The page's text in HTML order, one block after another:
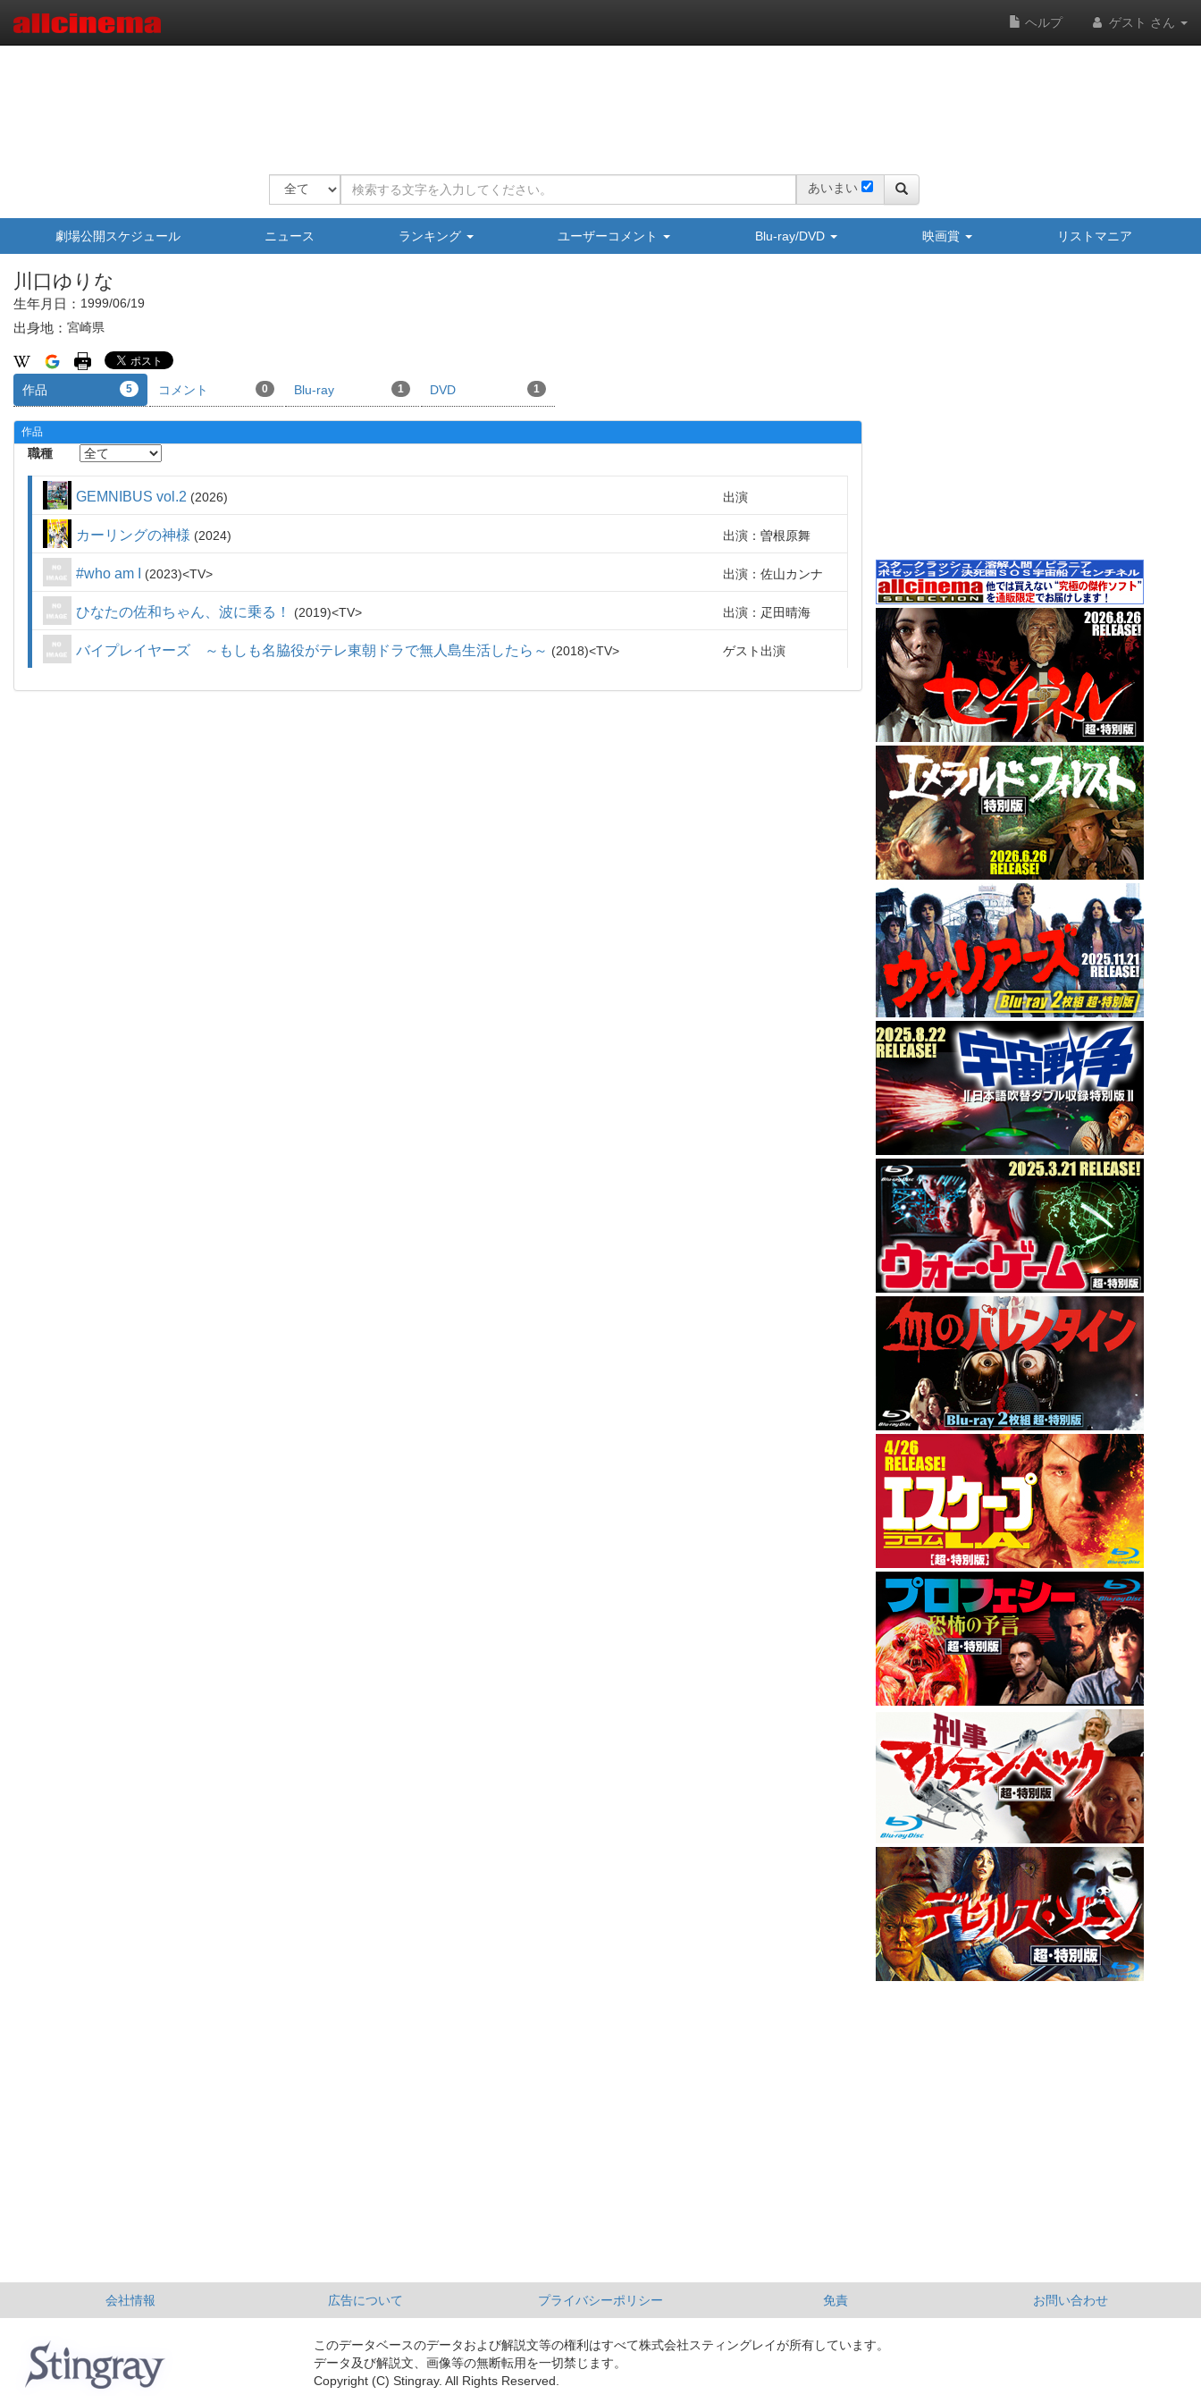
ヘルプ ゲスト さん
あいまい
劇場公開スケジュール ニュース ランキング ユーザーコメント Blu-ray/DVD 映画賞 リストマニア
川口ゆりな
生年月日： 1999/06/19
出身地： 宮崎県
作品 5 コメント 0 Blu-ray 1 DVD 1
作品
職種
GEMNIBUS vol.2 2026 出演
カーリングの神様 2024 出演：曽根原舞
#who am I 2023 TV 出演：佐山カンナ
ひなたの佐和ちゃん、波に乗る！ 2019 TV 出演：疋田晴海
バイプレイヤーズ ～もしも名脇役がテレ東朝ドラで無人島生活したら～ 2018 TV ゲスト出演
会社情報 広告について プライバシーポリシー 免責 お問い合わせ
このデータベースのデータおよび解説文等の権利はすべて株式会社スティングレイが所有しています。
データ及び解説文、画像等の無断転用を一切禁じます。
Copyright (C) Stingray. All Rights Reserved.